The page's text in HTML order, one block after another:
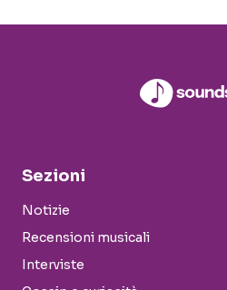
Sezioni
Notizie
Recensioni musicali
Interviste